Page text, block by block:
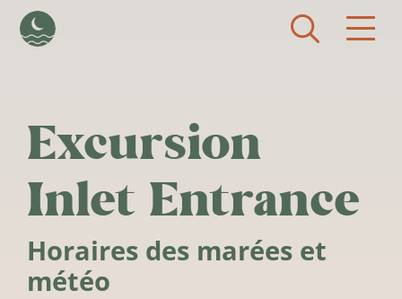
Excursion
Inlet Entrance
Horaires des marées et
météo